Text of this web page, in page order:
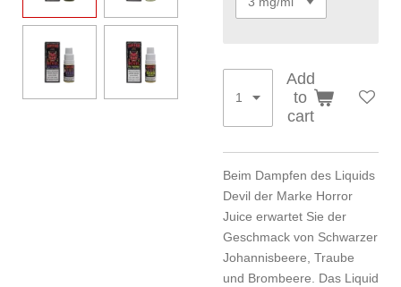
Add
to
cart
Beim Dampfen des Liquids
Devil der Marke Horror
Juice erwartet Sie der
Geschmack von Schwarzer
Johannisbeere, Traube
und Brombeere. Das Liquid